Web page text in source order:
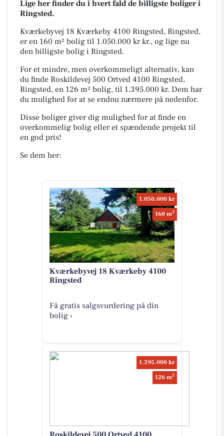
Lige her finder du i hvert fald de billigste boliger i
Ringsted.
Kværkebyvej 18 Kværkeby 4100 Ringsted, Ringsted,
er en 160 m² bolig til 1.050.000 kr kr., og lige nu
den billigste bolig i Ringsted.
For et mindre, men overkommeligt alternativ, kan
du finde Roskildevej 500 Ortved 4100 Ringsted,
Ringsted, en 126 m² bolig, til 1.395.000 kr. Dem har
du mulighed for at se endnu nærmere på nedenfor.
Disse boliger giver dig mulighed for at finde en
overkommelig bolig eller et spændende projekt til
en god pris!
Se dem her:
1.050.000 kr
160 m2
Kværkebyvej 18 Kværkeby 4100
Ringsted
Få gratis salgsvurdering på din
bolig ›
1.395.000 kr
126 m2